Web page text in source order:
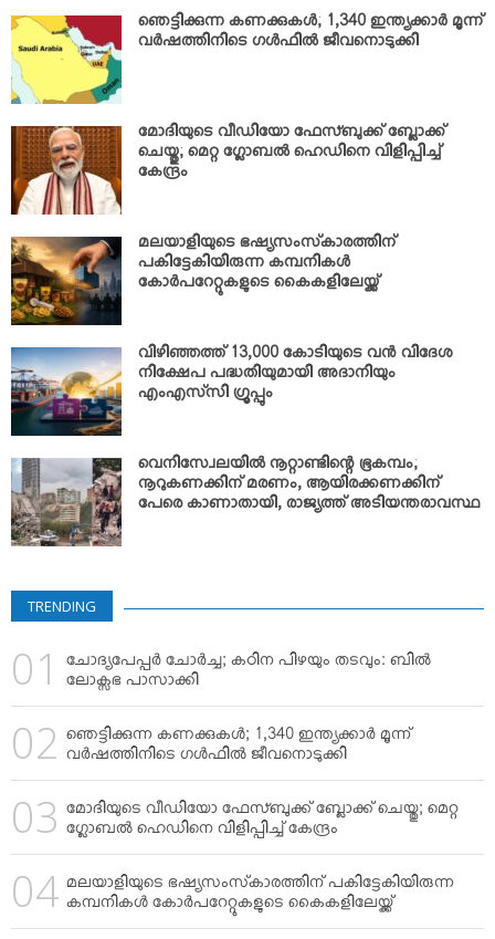
ഞെട്ടിക്കുന്ന കണക്കുകള്‍; 1,340 ഇന്ത്യക്കാര്‍ മൂന്ന്
വര്‍ഷത്തിനിടെ ഗള്‍ഫില്‍ ജീവനൊടുക്കി
മോദിയുടെ വീഡിയോ ഫേസ്ബുക്ക് ബ്ലോക്ക്
ചെയ്തു; മെറ്റ ഗ്ലോബല്‍ ഹെഡിനെ വിളിപ്പിച്ച്
കേന്ദ്രം
മലയാളിയുടെ ഭഷ്യസംസ്‌കാരത്തിന്
പകിട്ടേകിയിരുന്ന കമ്പനികള്‍
കോര്‍പറേറ്റുകളുടെ കൈകളിലേയ്ക്ക്
വിഴിഞ്ഞത്ത് 13,000 കോടിയുടെ വന്‍ വിദേശ
നിക്ഷേപ പദ്ധതിയുമായി അദാനിയും
എംഎസ്‌സി ഗ്രൂപ്പും
വെനിസ്വേലയില്‍ നൂറ്റാണ്ടിന്റെ ഭൂകമ്പം;
നൂറുകണക്കിന് മരണം, ആയിരക്കണക്കിന്
പേരെ കാണാതായി, രാജ്യത്ത് അടിയന്തരാവസ്ഥ
TRENDING
ചോദ്യപേപ്പര്‍ ചോര്‍ച്ച; കഠിന പിഴയും തടവും: ബില്‍
ലോക്സഭ പാസാക്കി
ഞെട്ടിക്കുന്ന കണക്കുകള്‍; 1,340 ഇന്ത്യക്കാര്‍ മൂന്ന്
വര്‍ഷത്തിനിടെ ഗള്‍ഫില്‍ ജീവനൊടുക്കി
മോദിയുടെ വീഡിയോ ഫേസ്ബുക്ക് ബ്ലോക്ക് ചെയ്തു; മെറ്റ
ഗ്ലോബല്‍ ഹെഡിനെ വിളിപ്പിച്ച് കേന്ദ്രം
മലയാളിയുടെ ഭഷ്യസംസ്‌കാരത്തിന് പകിട്ടേകിയിരുന്ന
കമ്പനികള്‍ കോര്‍പറേറ്റുകളുടെ കൈകളിലേയ്ക്ക്